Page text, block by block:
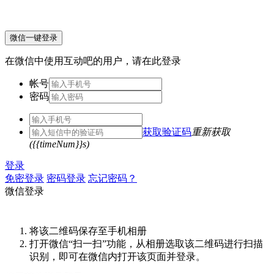
微信一键登录
在微信中使用互动吧的用户，请在此登录
帐号
密码
获取验证码重新获取
({{timeNum}}s)
登录
免密登录 密码登录 忘记密码？
微信登录
将该二维码保存至手机相册
打开微信“扫一扫”功能，从相册选取该二维码进行扫描
识别，即可在微信内打开该页面并登录。